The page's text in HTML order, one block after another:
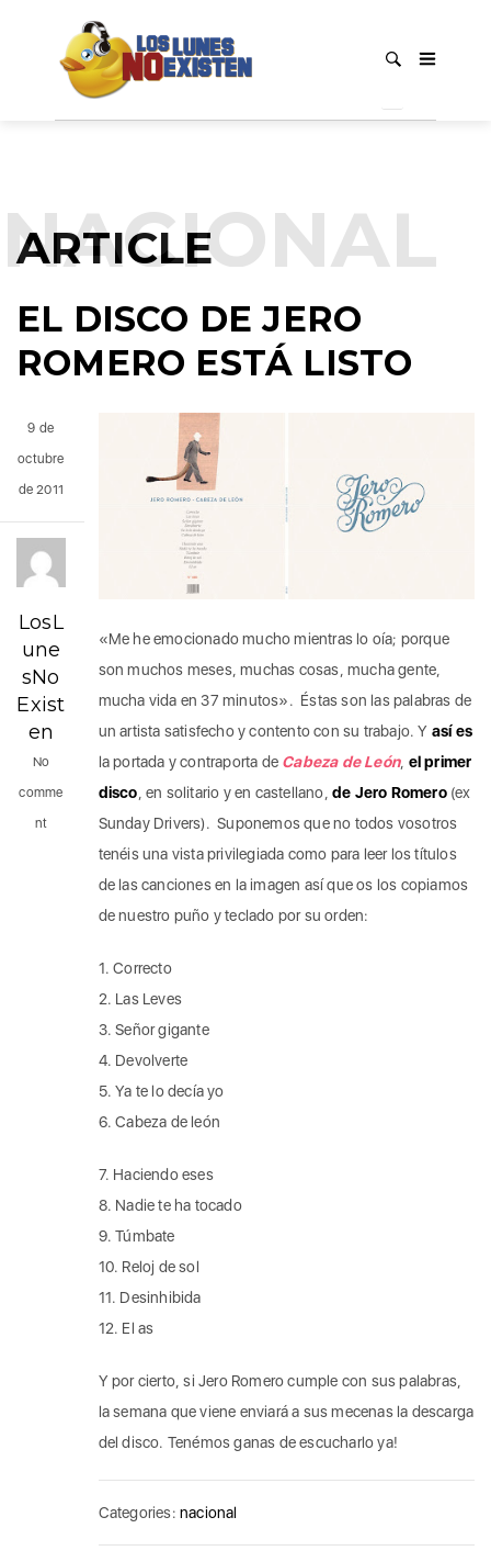
ARTICLE
NACIONAL
EL DISCO DE JERO
ROMERO ESTÁ LISTO
«Me he emocionado mucho mientras lo oía; porque
son muchos meses, muchas cosas, mucha gente,
mucha vida en 37 minutos». Éstas son las palabras de
un artista satisfecho y contento con su trabajo. Y así es
la portada y contraporta de Cabeza de León, el primer
disco, en solitario y en castellano,de Jero Romero(ex
Sunday Drivers). Suponemos que no todos vosotros
tenéis una vista privilegiada como para leer los títulos
de las canciones en la imagen así que os los copiamos
de nuestro puño y teclado por su orden:
1. Correcto
2. Las Leves
3. Señor gigante
4. Devolverte
5. Ya te lo decía yo
6. Cabeza de león
7. Haciendo eses
8. Nadie te ha tocado
9. Túmbate
10. Reloj de sol
11. Desinhibida
12. El as
Y por cierto, si Jero Romero cumple con sus palabras,
la semana que viene enviará a sus mecenas la descarga
del disco. Tenémos ganas de escucharlo ya!
Categories:nacional
9 de
octubre
de 2011
LosL
une
sNo
Exist
en
No
comme
nt